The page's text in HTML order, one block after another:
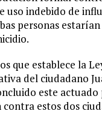
uso indebido de
personas
que establece la
del ciudadano
este
estos dos